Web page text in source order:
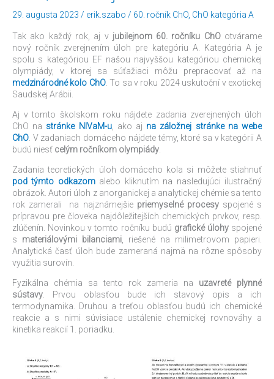
29. augusta 2023 / erik.szabo / 60. ročník ChO ChO kategória A
Tak ako každý rok, aj v jubilejnom 60. ročníku ChOotvárame
nový ročník zverejnením úloh pre kategóriu A. Kategória A je
spolu s kategóriou EF našou najvyššou kategóriou chemickej
olympiády, v ktorej sa súťažiaci môžu prepracovať až na
medzinárodné kolo ChO. To sa v roku 2024 uskutoční v exotickej
Saudskej Arábii.
Aj v tomto školskom roku nájdete zadania zverejnených úloh
ChO na stránke NIVaM-u, ako aj na záložnej stránke na webe
ChO. V zadaniach domáceho nájdete témy, ktoré sa v kategórii A
budú niesť celým ročníkom olympiády.
Zadania teoretických úloh domáceho kola si môžete stiahnuť
pod týmto odkazomalebo kliknutím na nasledujúci ilustračný
obrázok. Autori úloh z anorganickej a analytickej chémie sa tento
rok zamerali na najznámejšie priemyselné procesyspojené s
prípravou pre človeka najdôležitejších chemických prvkov, resp.
zlúčenín. Novinkou v tomto ročníku budú grafické úlohyspojené
s materiálovými bilanciami, riešené na milimetrovom papieri.
Analytická časť úloh bude zameraná najmä na rôzne spôsoby
využitia surovín.
Fyzikálna chémia sa tento rok zameria na uzavreté plynné
sústavy. Prvou oblasťou bude ich stavový opis a ich
termodynamika. Druhou a treťou oblasťou budú ich chemické
reakcie a s nimi súvisiace ustálenie chemickej rovnováhy a
kinetika reakcií 1. poriadku.
pre
rok
2023/24
zverejnené!